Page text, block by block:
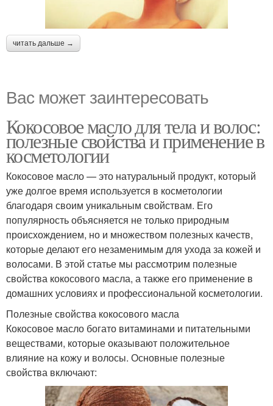
читать дальше →
Вас может заинтересовать
Кокосовое масло для тела и волос:
полезные свойства и применение в
косметологии
Кокосовое масло — это натуральный продукт, который
уже долгое время используется в косметологии
благодаря своим уникальным свойствам. Его
популярность объясняется не только природным
происхождением, но и множеством полезных качеств,
которые делают его незаменимым для ухода за кожей и
волосами. В этой статье мы рассмотрим полезные
свойства кокосового масла, а также его применение в
домашних условиях и профессиональной косметологии.
Полезные свойства кокосового масла
Кокосовое масло богато витаминами и питательными
веществами, которые оказывают положительное
влияние на кожу и волосы. Основные полезные
свойства включают: